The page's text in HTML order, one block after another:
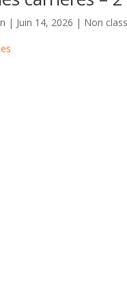
| Juin 14, 2026 | Non